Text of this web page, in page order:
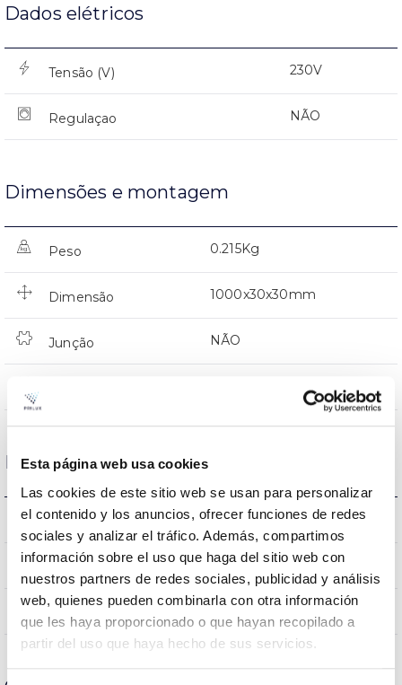
Esta página web usa cookies
Las cookies de este sitio web se usan para personalizar
el contenido y los anuncios, ofrecer funciones de redes
sociales y analizar el tráfico. Además, compartimos
información sobre el uso que haga del sitio web con
nuestros partners de redes sociales, publicidad y análisis
web, quienes pueden combinarla con otra información
que les haya proporcionado o que hayan recopilado a
partir del uso que haya hecho de sus servicios.
Dados elétricos
Tensão (V) 230V
Regulaçao NÃO
Dimensões e montagem
Peso 0.215Kg
Dimensão 1000x30x30mm
Junção NÃO
Dados ópticos
Temperatura de cor 3000K
CRI Índice de repr. cromática 80
Angulo de abertura 150